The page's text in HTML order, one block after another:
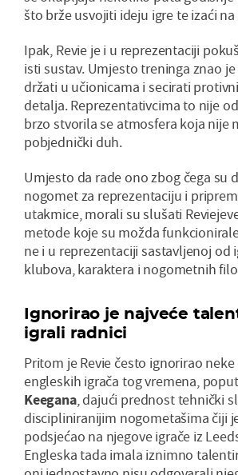
što brže usvojiti ideju igre te izaći
Ipak, Revie je i u reprezentaciji
isti sustav. Umjesto treninga znao
držati u učionicama i secirati
detalja. Reprezentativcima to nije
brzo stvorila se atmosfera koja nije
pobjednički duh.
Umjesto da rade ono zbog čega su
nogomet za reprezentaciju i
utakmice, morali su slušati
metode koje su možda
ne i u reprezentaciji sastavljenoj od
klubova, karaktera i nogometnih
Ignorirao je najveće
igrali radnici
Pritom je Revie često ignorirao
engleskih igrača tog vremena, poput
Keegana, dajući prednost tehnički
discipliniranijim nogometašima čiji
podsjećao na njegove igrače iz
Engleska tada imala iznimno